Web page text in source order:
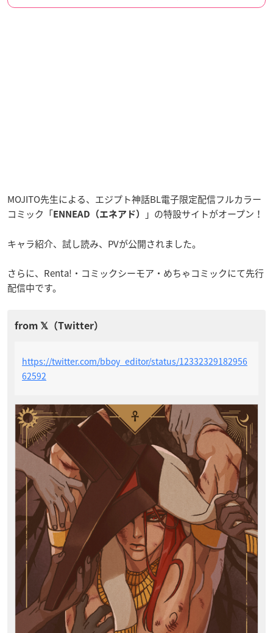
MOJITO先生による、エジプト神話BL電子限定配信フルカラー
コミック「ENNEAD（エネアド） 」の特設サイトがオープン！
キャラ紹介、試し読み、PVが公開されました。
さらに、Renta!・コミックシーモア・めちゃコミックにて先行
配信中です。
https://twitter.com/bboy_editor/status/12332329182956
62592